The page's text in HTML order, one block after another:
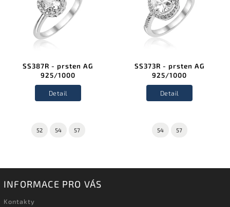
SS387R - prsten AG
925/1000
Detail
52 54 57
SS373R - prsten AG
925/1000
Detail
54 57
INFORMACE PRO VÁS
Kontakty